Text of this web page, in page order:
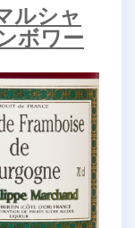
ルシャ
ボワー